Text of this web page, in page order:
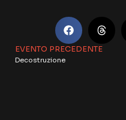
EVENTO PRECEDENTE
Decostruzione